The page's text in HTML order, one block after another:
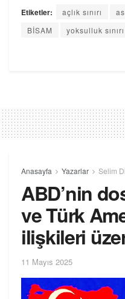
Etiketler: açlık sınırı
BİSAM
yoksulluk sınırı
Anasayfa Yazarlar Selim
ABD’nin
ve Türk
ilişkileri
11 Mayıs 2025